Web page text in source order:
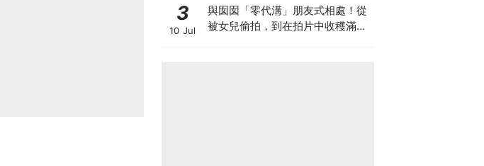
3
10 Jul
與囡囡「零代溝」朋友式相處！從
被女兒偷拍，到在拍片中收穫滿足